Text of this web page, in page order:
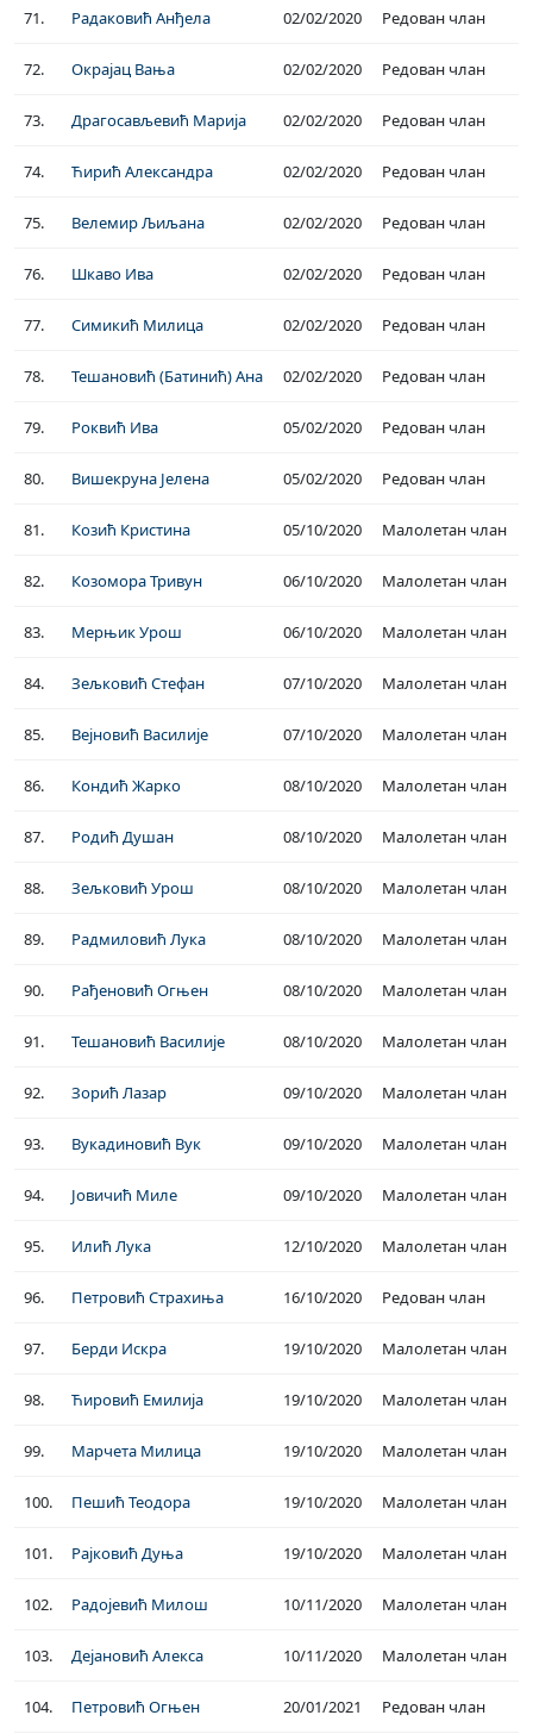
71. Радаковић Анђела 02/02/2020 Редован члан
72. Окрајац Вања 02/02/2020 Редован члан
73. Драгосављевић Марија 02/02/2020 Редован члан
74. Ћирић Александра 02/02/2020 Редован члан
75. Велемир Љиљана 02/02/2020 Редован члан
76. Шкаво Ива 02/02/2020 Редован члан
77. Симикић Милица 02/02/2020 Редован члан
78. Тешановић (Батинић) Ана 02/02/2020 Редован члан
79. Роквић Ива 05/02/2020 Редован члан
80. Вишекруна Јелена 05/02/2020 Редован члан
81. Козић Кристина 05/10/2020 Малолетан члан
82. Козомора Тривун 06/10/2020 Малолетан члан
83. Мерњик Урош 06/10/2020 Малолетан члан
84. Зељковић Стефан 07/10/2020 Малолетан члан
85. Вејновић Василије 07/10/2020 Малолетан члан
86. Кондић Жарко 08/10/2020 Малолетан члан
87. Родић Душан 08/10/2020 Малолетан члан
88. Зељковић Урош 08/10/2020 Малолетан члан
89. Радмиловић Лука 08/10/2020 Малолетан члан
90. Рађеновић Огњен 08/10/2020 Малолетан члан
91. Тешановић Василије 08/10/2020 Малолетан члан
92. Зорић Лазар 09/10/2020 Малолетан члан
93. Вукадиновић Вук 09/10/2020 Малолетан члан
94. Јовичић Миле 09/10/2020 Малолетан члан
95. Илић Лука 12/10/2020 Малолетан члан
96. Петровић Страхиња 16/10/2020 Редован члан
97. Берди Искра 19/10/2020 Малолетан члан
98. Ћировић Емилија 19/10/2020 Малолетан члан
99. Марчета Милица 19/10/2020 Малолетан члан
100. Пешић Теодора 19/10/2020 Малолетан члан
101. Рајковић Дуња 19/10/2020 Малолетан члан
102. Радојевић Милош 10/11/2020 Малолетан члан
103. Дејановић Алекса 10/11/2020 Малолетан члан
104. Петровић Огњен 20/01/2021 Редован члан